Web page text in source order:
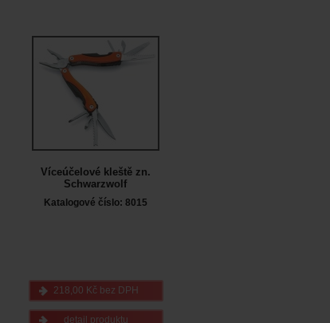
Víceúčelové kleště zn.
Schwarzwolf
Katalogové číslo: 8015
218,00 Kč bez DPH
detail produktu